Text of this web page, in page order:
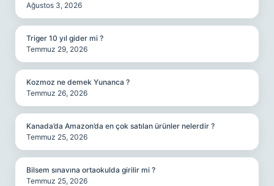
Ağustos 3, 2026
Triger 10 yıl gider mi ?
Temmuz 29, 2026
Kozmoz ne demek Yunanca ?
Temmuz 26, 2026
Kanada’da Amazon’da en çok satılan ürünler nelerdir ?
Temmuz 25, 2026
Bilsem sınavına ortaokulda girilir mi ?
Temmuz 25, 2026